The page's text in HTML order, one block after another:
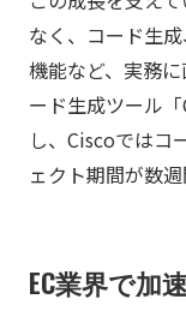
なく、コード生
機能など、実務
ード生成ツール
し、Ciscoではコ
ェクト期間が数
EC業界で加